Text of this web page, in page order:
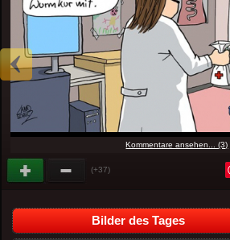
Kommentare ansehen... (3)
(+37)
Bilder des Tages